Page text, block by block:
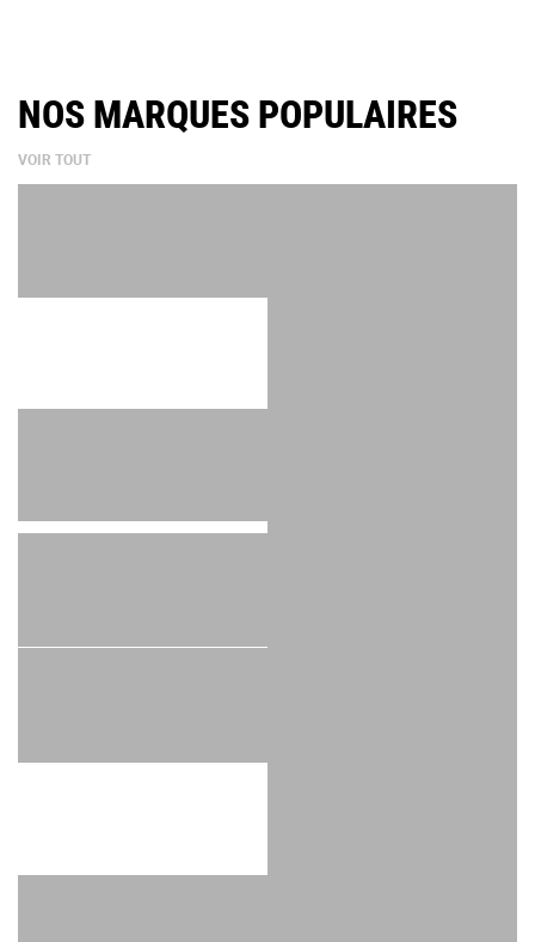
NOS MARQUES POPULAIRES
VOIR TOUT